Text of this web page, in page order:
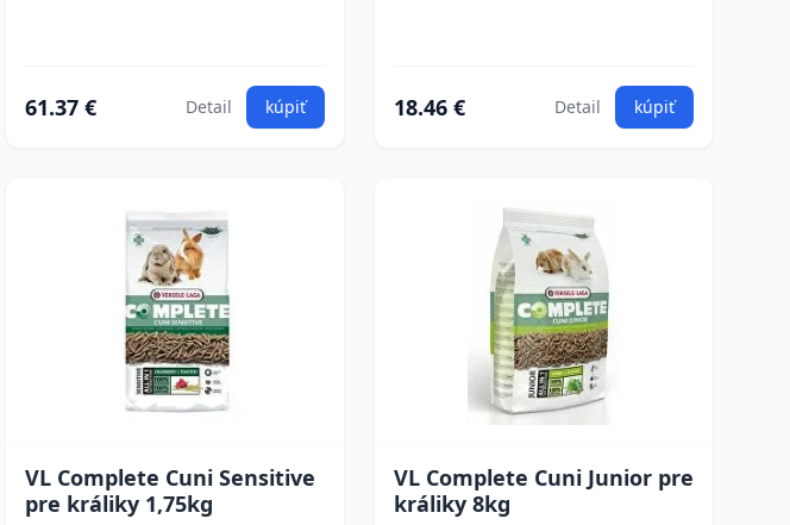
61.37 € Detail kúpiť 18.46 € Detail kúpiť
VL Complete Cuni Sensitive
pre králiky 1,75kg
VL Complete Cuni Junior pre
králiky 8kg